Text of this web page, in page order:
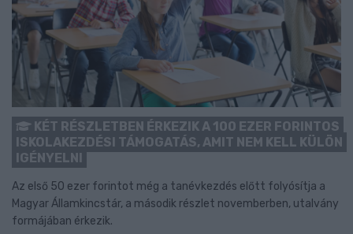
KÉT RÉSZLETBEN ÉRKEZIK A 100 EZER FORINTOS
ISKOLAKEZDÉSI TÁMOGATÁS, AMIT NEM KELL KÜLÖN
IGÉNYELNI
Az első 50 ezer forintot még a tanévkezdés előtt folyósítja a
Magyar Államkincstár, a második részlet novemberben, utalvány
formájában érkezik.